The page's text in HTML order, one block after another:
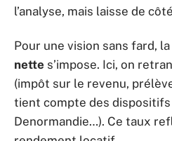
l’analyse, mais laisse de
Pour une vision sans fard, la
nette s’impose. Ici, on
(impôt sur le revenu,
tient compte des dispositifs
Denormandie…). Ce taux